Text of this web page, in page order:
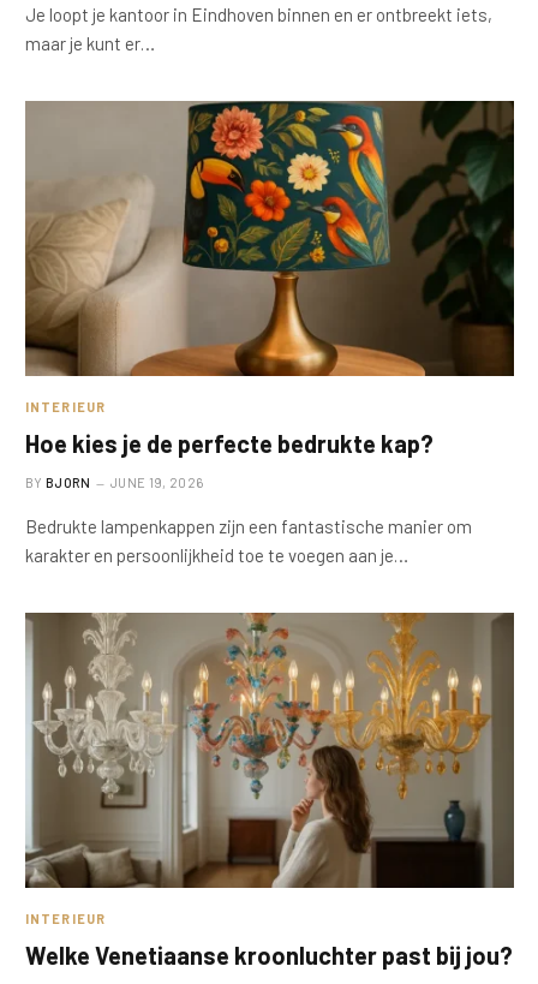
Je loopt je kantoor in Eindhoven binnen en er ontbreekt iets,
maar je kunt er…
INTERIEUR
Hoe kies je de perfecte bedrukte kap?
BY BJORN JUNE 19, 2026
Bedrukte lampenkappen zijn een fantastische manier om
karakter en persoonlijkheid toe te voegen aan je…
INTERIEUR
Welke Venetiaanse kroonluchter past bij jou?